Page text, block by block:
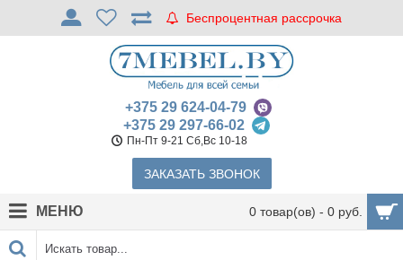
Беспроцентная рассрочка
+375 29 624-04-79
+375 29 297-66-02
Пн-Пт 9-21 Сб,Вс 10-18
ЗАКАЗАТЬ ЗВОНОК
0 товар(ов) - 0 руб.
МЕНЮ